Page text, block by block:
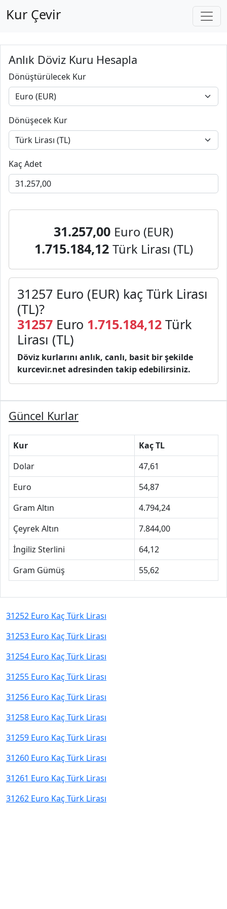
Kur Çevir
Anlık Döviz Kuru Hesapla
Dönüştürülecek Kur
Dönüşecek Kur
Kaç Adet
31.257,00 Euro (EUR)
1.715.184,12 Türk Lirası (TL)
31257 Euro (EUR) kaç Türk Lirası
(TL)?
31257 Euro 1.715.184,12 Türk
Lirası (TL)
Döviz kurlarını anlık, canlı, basit bir şekilde
kurcevir.net adresinden takip edebilirsiniz.
Güncel Kurlar
Kur
Kaç TL
Dolar
47,61
Euro
54,87
Gram Altın
4.794,24
Çeyrek Altın
7.844,00
İngiliz Sterlini
64,12
Gram Gümüş
55,62
31252 Euro Kaç Türk Lirası
31253 Euro Kaç Türk Lirası
31254 Euro Kaç Türk Lirası
31255 Euro Kaç Türk Lirası
31256 Euro Kaç Türk Lirası
31258 Euro Kaç Türk Lirası
31259 Euro Kaç Türk Lirası
31260 Euro Kaç Türk Lirası
31261 Euro Kaç Türk Lirası
31262 Euro Kaç Türk Lirası